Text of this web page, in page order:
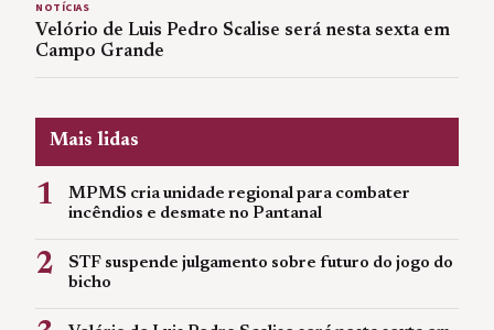
NOTÍCIAS
Velório de Luis Pedro Scalise será nesta sexta em
Campo Grande
Mais lidas
1
MPMS cria unidade regional para combater
incêndios e desmate no Pantanal
2
STF suspende julgamento sobre futuro do jogo do
bicho